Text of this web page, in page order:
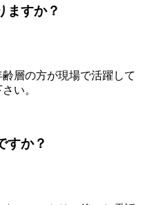
ますか？
層の方が現場で活躍して
い。
すか？